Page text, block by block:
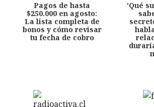
Pagos de hasta
$250.000 en agosto:
La lista completa de
bonos y cómo revisar
tu fecha de cobro
'Qué